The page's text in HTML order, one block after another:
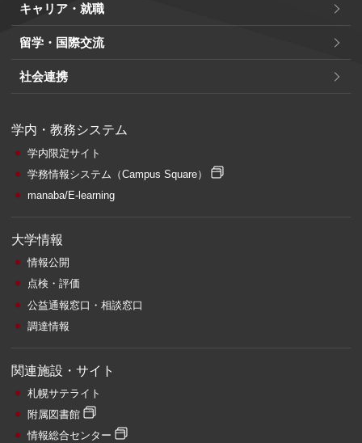
キャリア・就職
留学・国際交流
社会連携
学内・教務システム
学内限定サイト
学務情報システム （Campus Square）
manaba/E-learning
大学情報
情報公開
点検・評価
公益通報窓口・相談窓口
調達情報
関連施設・サイト
札幌サテライト
附属図書館
情報総合センター